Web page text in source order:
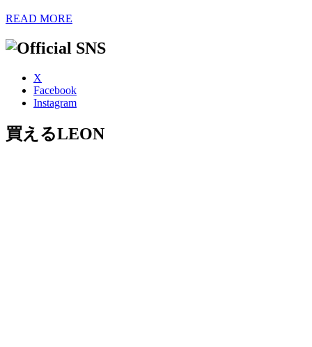
READ MORE
X
Facebook
Instagram
買えるLEON